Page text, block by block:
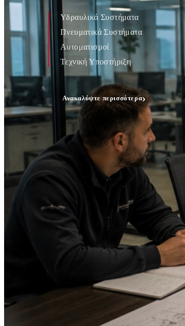
Υδραυλικά Συστήματα
Πνευματικά Συστήματα
Αυτοματισμοί
Τεχνική Υποστήριξη
Ανακαλύψτε περισσότερα›